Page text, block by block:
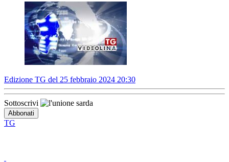
Edizione TG del 25 febbraio 2024 20:30
Sottoscrivi
TG